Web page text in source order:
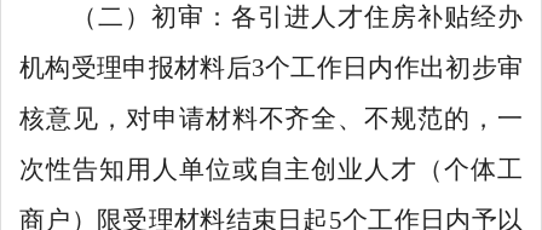
（二）初审：各引进人才住房补贴经办
机构受理申报材料后3个工作日内作出初步审
核意见，对申请材料不齐全、不规范的，一
次性告知用人单位或自主创业人才（个体工
商户）限受理材料结束日起5个工作日内予以